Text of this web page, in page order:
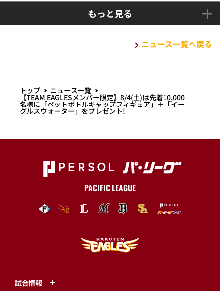
もっと見る
ニュース一覧へ戻る
トップ ニュース一覧
【TEAM EAGLESメンバー限定】8/4(土)は先着10,000
名様に「ペットボトルキャップフィギュア」＋「イー
グルスウォーター」をプレゼント!
PACIFIC LEAGUE
試合情報